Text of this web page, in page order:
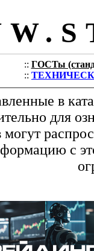
:: ГОСТы
::
в
для
с